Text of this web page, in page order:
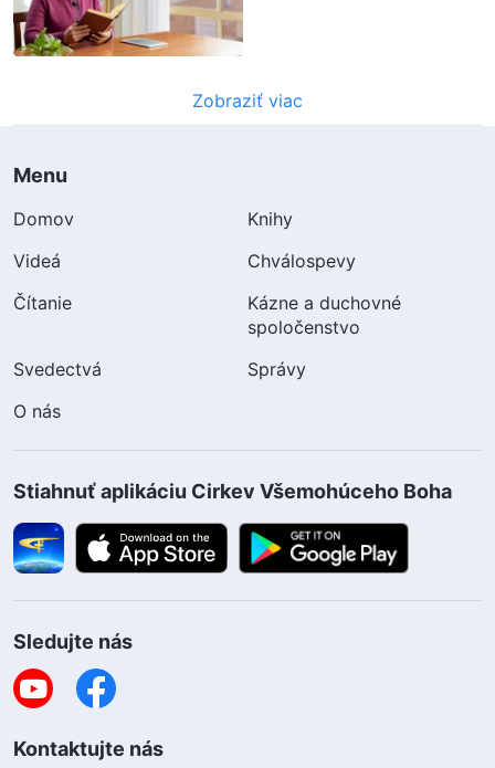
Zobraziť viac
Menu
Domov
Knihy
Videá
Chválospevy
Čítanie
Kázne a duchovné
spoločenstvo
Svedectvá
Správy
O nás
Stiahnuť aplikáciu Cirkev Všemohúceho Boha
Sledujte nás
Kontaktujte nás
Dnes sa dozviete dobrú správu o návrate
Pána. Je to požehnanie od Boha. Kliknutím